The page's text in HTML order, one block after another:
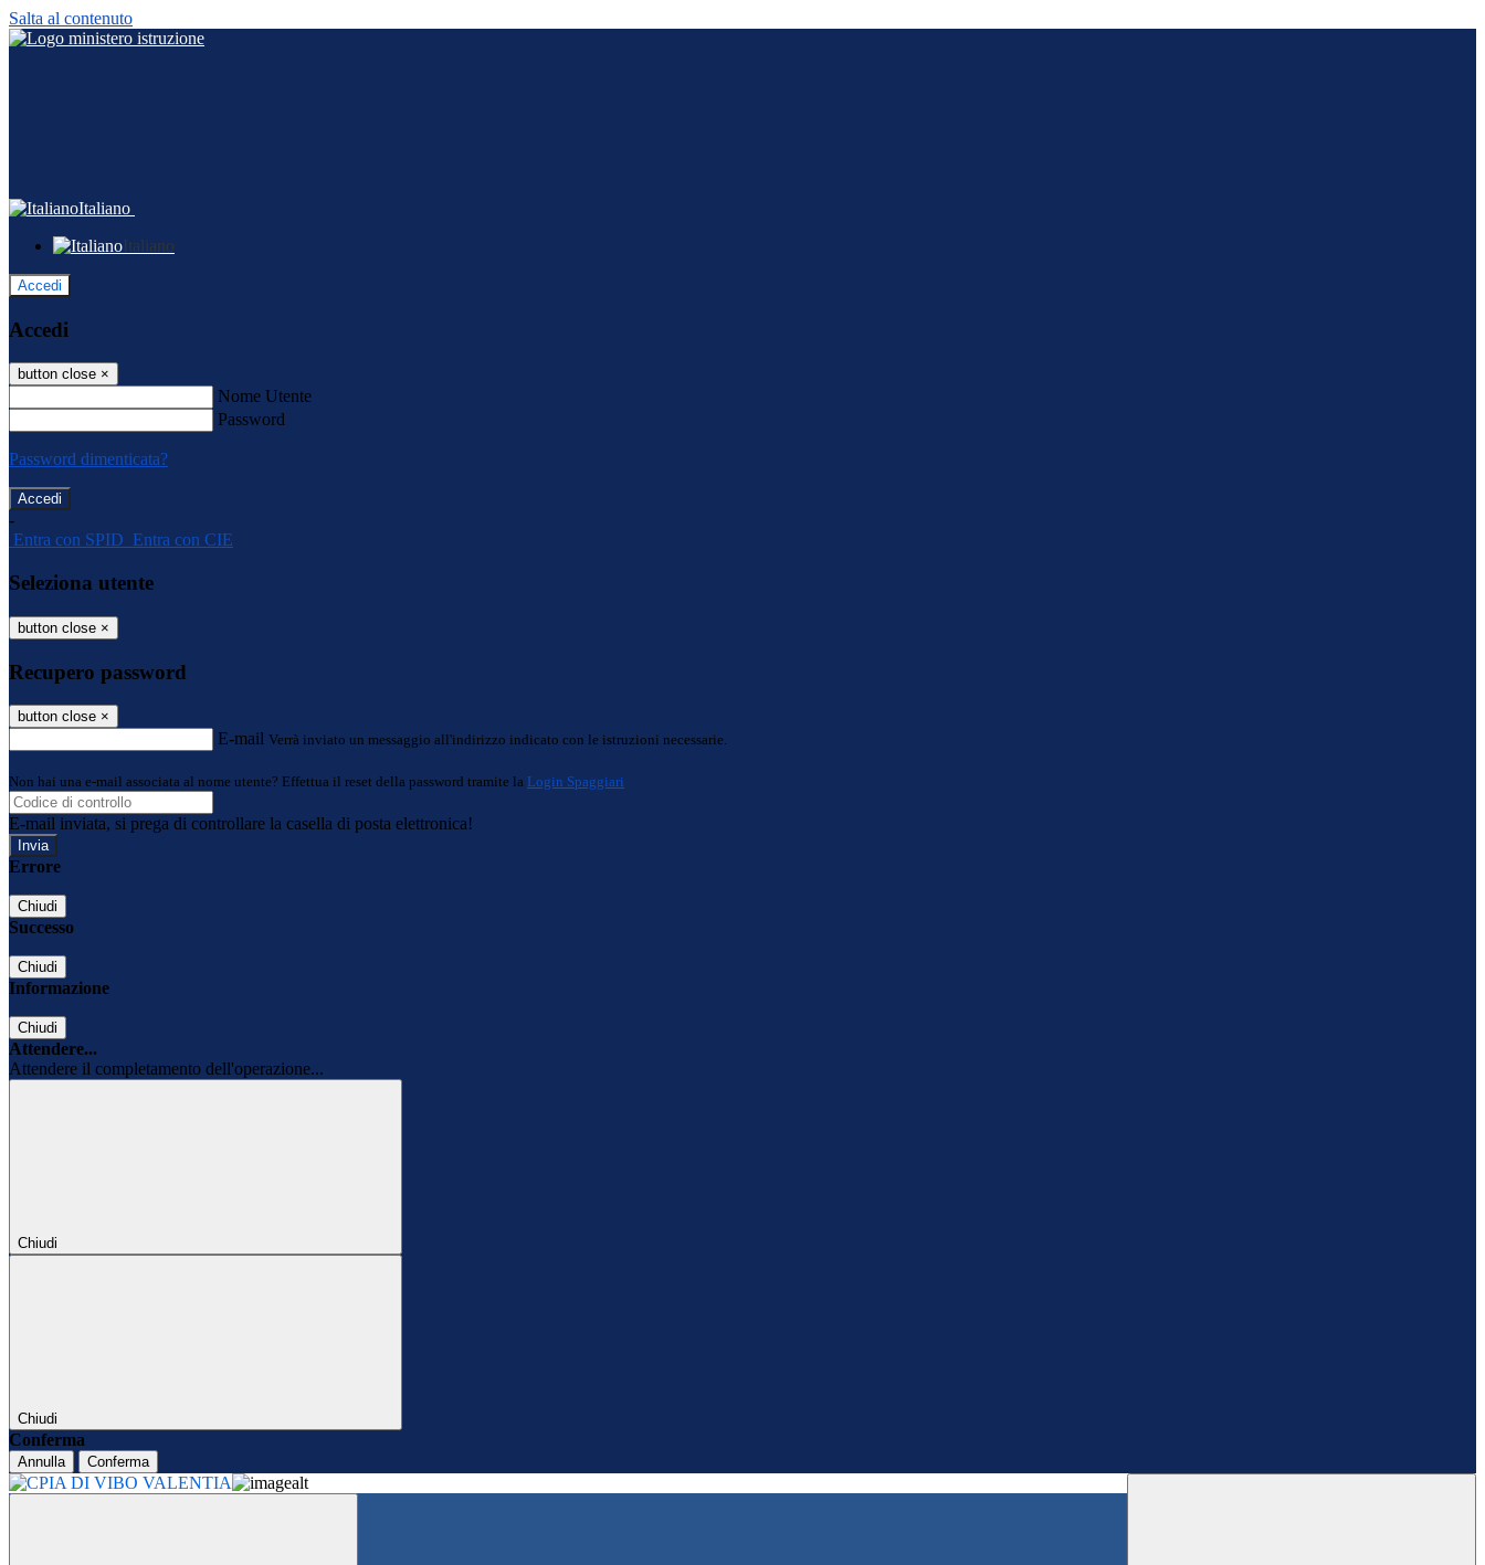
Salta al contenuto
Italiano
Italiano
Accedi
Accedi
button close ×
Nome Utente
Password
Password dimenticata?
-
Entra con SPID Entra con CIE
Seleziona utente
button close ×
Recupero password
button close ×
E-mail Verrà inviato un messaggio all'indirizzo indicato con le istruzioni necessarie.
Non hai una e-mail associata al nome utente? Effettua il reset della password tramite la Login Spaggiari
E-mail inviata, si prega di controllare la casella di posta elettronica!
Errore
Chiudi
Successo
Chiudi
Informazione
Chiudi
Attendere...
Attendere il completamento dell'operazione...
Chiudi
Chiudi
Conferma
Annulla Conferma